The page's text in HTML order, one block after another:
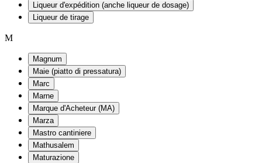
Liqueur d'expédition (anche liqueur de dosage)
Liqueur de tirage
M
Magnum
Maie (piatto di pressatura)
Marc
Marne
Marque d'Acheteur (MA)
Marza
Mastro cantiniere
Mathusalem
Maturazione